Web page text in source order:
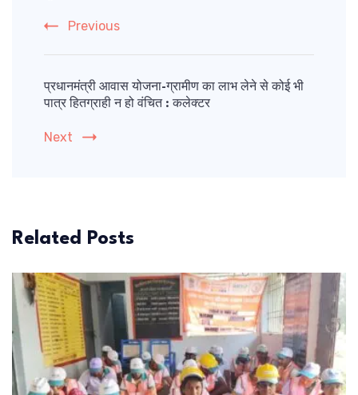
Previous
प्रधानमंत्री आवास योजना-ग्रामीण का लाभ लेने से कोई भी
पात्र हितग्राही न हो वंचित : कलेक्टर
Next
Related Posts